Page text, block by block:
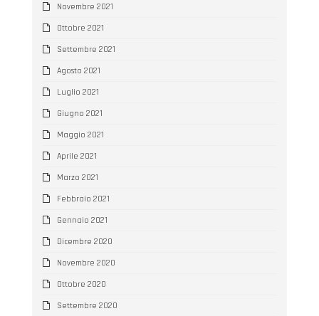
Novembre 2021
Ottobre 2021
Settembre 2021
Agosto 2021
Luglio 2021
Giugno 2021
Maggio 2021
Aprile 2021
Marzo 2021
Febbraio 2021
Gennaio 2021
Dicembre 2020
Novembre 2020
Ottobre 2020
Settembre 2020